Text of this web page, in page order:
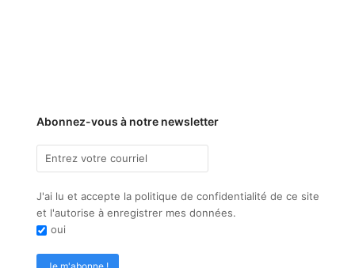
Abonnez-vous à notre newsletter
J'ai lu et accepte la politique de confidentialité de ce site
et l'autorise à enregistrer mes données.
oui